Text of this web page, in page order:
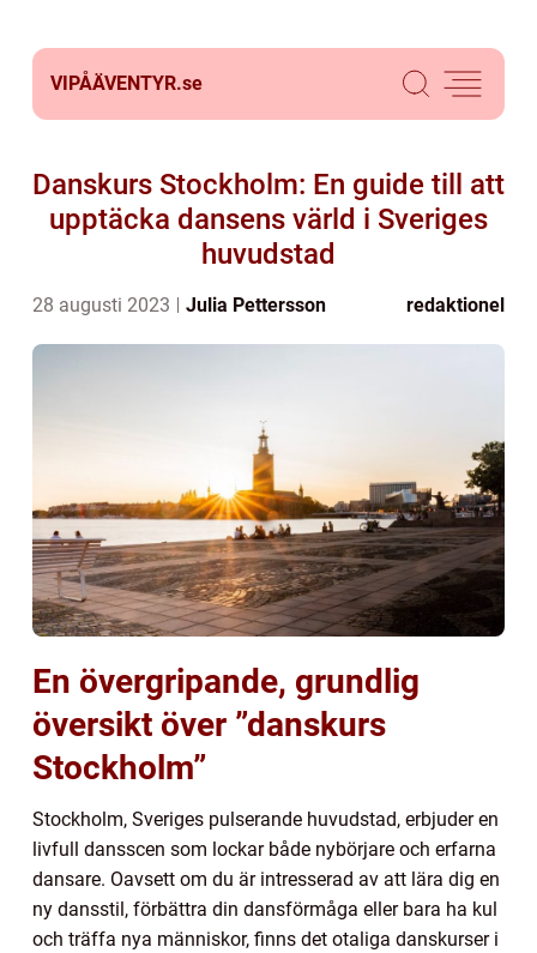
VIPÅÄVENTYR.se
Danskurs Stockholm: En guide till att
upptäcka dansens värld i Sveriges
huvudstad
28 augusti 2023 Julia Pettersson redaktionel
En övergripande, grundlig
översikt över ”danskurs
Stockholm”
Stockholm, Sveriges pulserande huvudstad, erbjuder en
livfull dansscen som lockar både nybörjare och erfarna
dansare. Oavsett om du är intresserad av att lära dig en
ny dansstil, förbättra din dansförmåga eller bara ha kul
och träffa nya människor, finns det otaliga danskurser i